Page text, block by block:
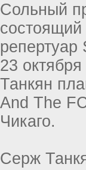
Сольный
23
Танкян
And The
Чикаго.
Серж